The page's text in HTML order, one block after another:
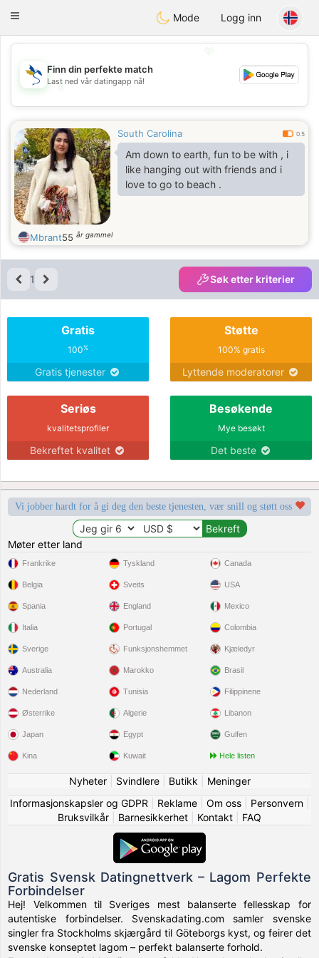
SvenskaDating
Toggle
Mode Logg inn
💖
💕
Finn din perfekte match
Last ned vår datingapp nå!
South Carolina 0.5
Am down to earth, fun to be with , i
like hanging out with friends and i
love to go to beach .
Mbrant55 år gammel
1 Søk etter kriterier
Gratis
100%
Gratis tjenester
Støtte
100% gratis
Lyttende moderatorer
Seriøs
kvalitetsprofiler
Bekreftet kvalitet
Besøkende
Mye besøkt
Det beste
Vi jobber hardt for å gi deg den beste tjenesten, vær snill og støtt oss
Møter etter land
Frankrike
Belgia
Spania
Italia
Sverige
Tyskland
Sveits
England
Portugal
Funksjonshemmet
Canada
USA
Mexico
Colombia
Kjæledyr
Australia
Nederland
Østerrike
Japan
Kina
Marokko
Tunisia
Algerie
Egypt
Kuwait
Brasil
Filippinene
Libanon
Gulfen
Hele listen
Nyheter| Svindlere| Butikk
Meninger
Informasjonskapsler og GDPR
Reklame| Om oss| Personvern|
Bruksvilkår
Barnesikkerhet Kontakt FAQ
Gratis Svensk Datingnettverk – Lagom Perfekte
Forbindelser
Hej! Velkommen til Sveriges mest balanserte fellesskap for
autentiske forbindelser. Svenskadating.com samler svenske
singler fra Stockholms skjærgård til Göteborgs kyst, og feirer det
svenske konseptet lagom – perfekt balanserte forhold.